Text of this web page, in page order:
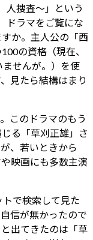
人捜査～」という
ドラマをご覧にな
か。主人公の「西
の資格（現在、
ませんが。）を使
見たら結構はまり
このドラマのもう
る「草刈正雄」さ
、若いときから
映画にも多数主演
で検索して見た
信が無かったので
出てきたのは「草